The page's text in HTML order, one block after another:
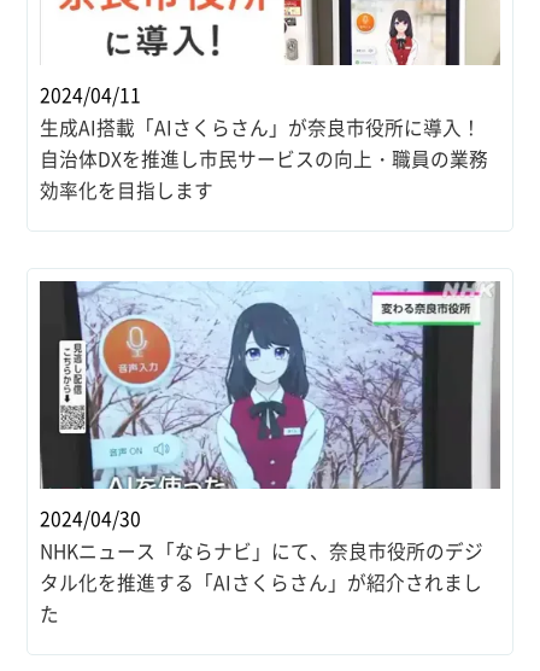
2024/04/11
生成AI搭載「AIさくらさん」が奈良市役所に導入！
自治体DXを推進し市民サービスの向上・職員の業務
効率化を目指します
2024/04/30
NHKニュース「ならナビ」にて、奈良市役所のデジ
タル化を推進する「AIさくらさん」が紹介されまし
た